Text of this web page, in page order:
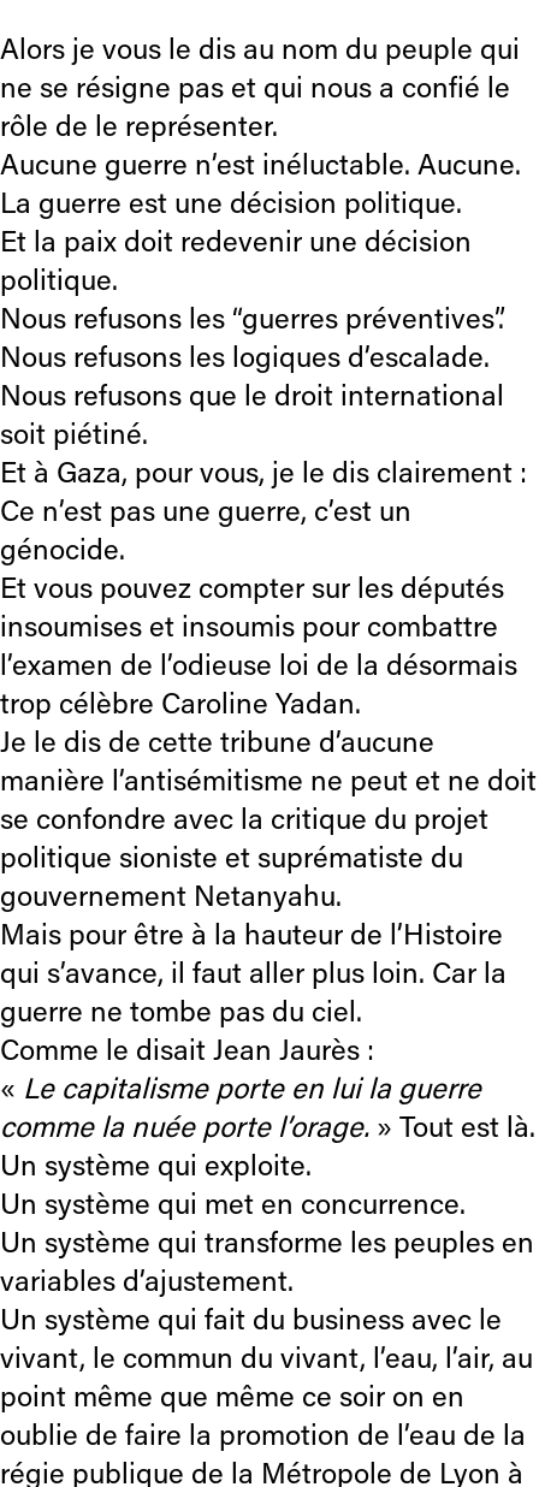
Alors je vous le dis au nom du peuple qui
ne se résigne pas et qui nous a confié le
rôle de le représenter.
Aucune guerre n’est inéluctable. Aucune.
La guerre est une décision politique.
Et la paix doit redevenir une décision
politique.
Nous refusons les “guerres préventives”.
Nous refusons les logiques d’escalade.
Nous refusons que le droit international
soit piétiné.
Et à Gaza, pour vous, je le dis clairement :
Ce n’est pas une guerre, c’est un
génocide.
Et vous pouvez compter sur les députés
insoumises et insoumis pour combattre
l’examen de l’odieuse loi de la désormais
trop célèbre Caroline Yadan.
Je le dis de cette tribune d’aucune
manière l’antisémitisme ne peut et ne doit
se confondre avec la critique du projet
politique sioniste et suprématiste du
gouvernement Netanyahu.
Mais pour être à la hauteur de l’Histoire
qui s’avance, il faut aller plus loin. Car la
guerre ne tombe pas du ciel.
Comme le disait Jean Jaurès :
« Le capitalisme porte en lui la guerre
comme la nuée porte l’orage. » Tout est là.
Un système qui exploite.
Un système qui met en concurrence.
Un système qui transforme les peuples en
variables d’ajustement.
Un système qui fait du business avec le
vivant, le commun du vivant, l’eau, l’air, au
point même que même ce soir on en
oublie de faire la promotion de l’eau de la
régie publique de la Métropole de Lyon à